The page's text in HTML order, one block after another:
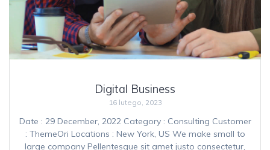
Digital Business
16 lutego, 2023
Date : 29 December, 2022 Category : Consulting Customer
: ThemeOri Locations : New York, US We make small to
large company Pellentesque sit amet justo consectetur,